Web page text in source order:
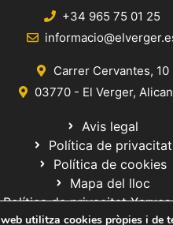
+34 965 75 01 25
Carrer Cervantes, 10
03770 - El Verger,
Avis legal
Política de privacitat
Política de cookies
Mapa del lloc
Política de privacitat
utilitza cookies pròpies i de